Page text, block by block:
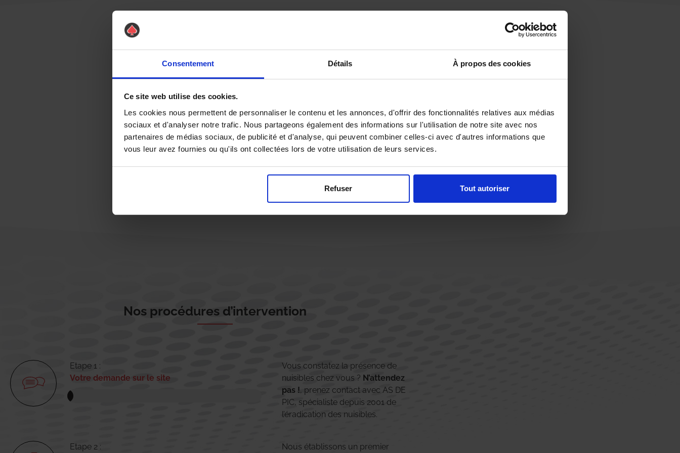
Consentement Détails À propos des cookies
Ce site web utilise des cookies.
Les cookies nous permettent de personnaliser le contenu et les annonces, d'offrir des fonctionnalités relatives aux médias
sociaux et d'analyser notre trafic. Nous partageons également des informations sur l'utilisation de notre site avec nos
partenaires de médias sociaux, de publicité et d'analyse, qui peuvent combiner celles-ci avec d'autres informations que
vous leur avez fournies ou qu'ils ont collectées lors de votre utilisation de leurs services.
Refuser Tout autoriser
Une urgence ?
Vous souhaitez être
Nos procédures d’intervention
Etape 1 :
Votre demande sur le site
Vous constatez la présence de
nuisibles chez vous ? N’attendez
pas !, prenez contact avec AS DE
PIC, spécialiste depuis 2001 de
l’éradication des nuisibles.
Etape 2 :
Nous établissons un premier